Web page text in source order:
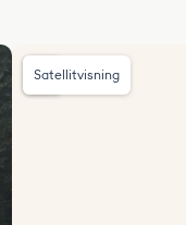
Satellitvisning